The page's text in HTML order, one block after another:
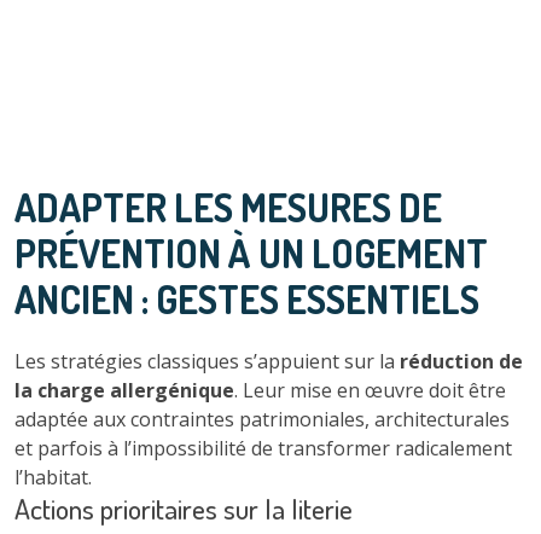
ADAPTER LES MESURES DE
PRÉVENTION À UN LOGEMENT
ANCIEN : GESTES ESSENTIELS
Les stratégies classiques s’appuient sur la réduction de
la charge allergénique. Leur mise en œuvre doit être
adaptée aux contraintes patrimoniales, architecturales
et parfois à l’impossibilité de transformer radicalement
l’habitat.
Actions prioritaires sur la literie